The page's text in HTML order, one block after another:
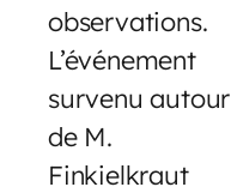
observations.
L’événement
survenu autour
de M.
Finkielkraut